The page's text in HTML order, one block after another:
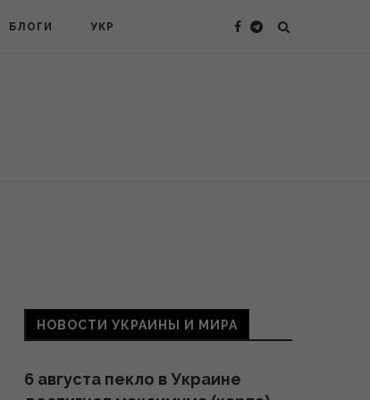
БЛОГИ УКР
НОВОСТИ УКРАИНЫ И МИРА
6 августа пекло в Украине